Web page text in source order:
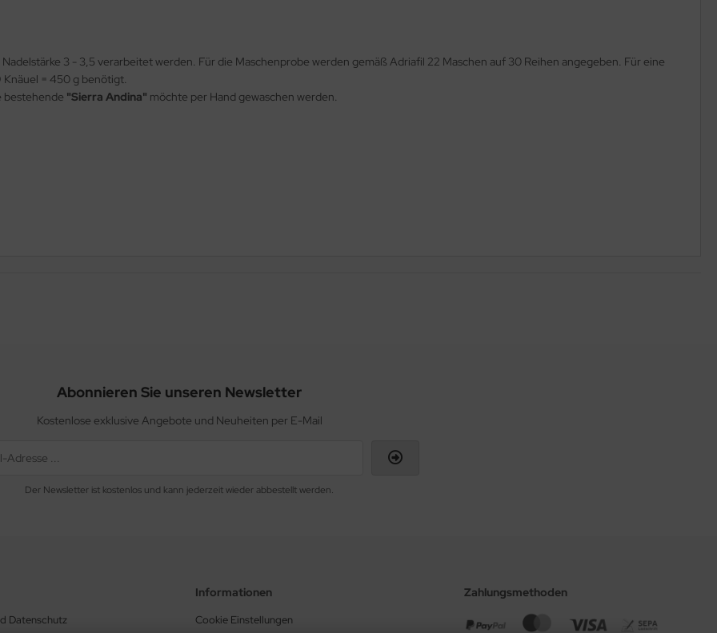
3 - 3,5 verarbeitet werden. Für die Maschenprobe werden gemäß Adriafil 22 Maschen auf 30 Reihen angegeben. Für eine
= 450 g benötigt.
bestehende "Sierra Andina" möchte per Hand gewaschen werden.
Abonnieren Sie unseren Newsletter
Kostenlose exklusive Angebote und Neuheiten per E-Mail
Der Newsletter ist kostenlos und kann jederzeit wieder abbestellt werden.
Datenschutz
Informationen
Cookie Einstellungen
Zahlungsmethoden